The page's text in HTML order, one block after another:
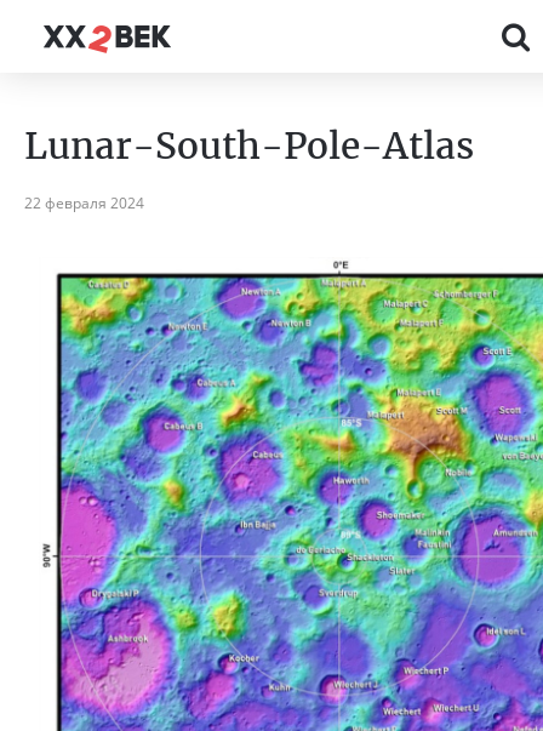
Lunar-South-Pole-Atlas
22 февраля 2024